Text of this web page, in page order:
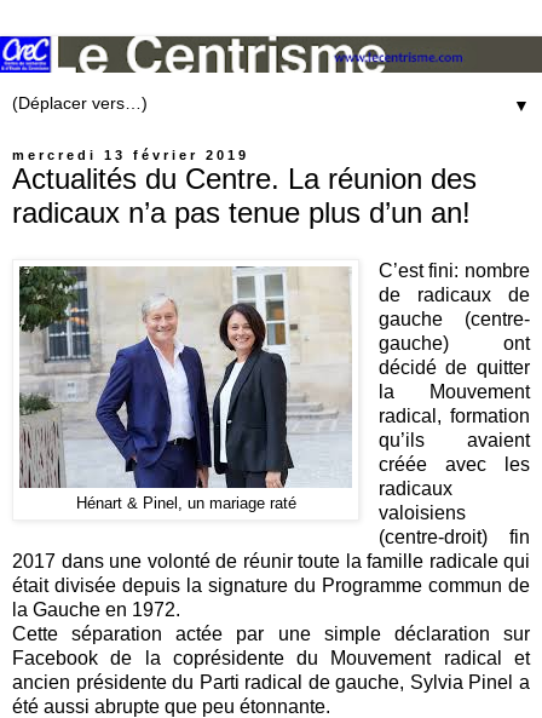
▼
mercredi 13 février 2019
Actualités du Centre. La réunion des
radicaux n’a pas tenue plus d’un an!
Hénart & Pinel, un mariage raté
C’est fini: nombre
de radicaux de
gauche (centre-
gauche) ont
décidé de quitter
la Mouvement
radical, formation
qu’ils avaient
créée avec les
radicaux
valoisiens
(centre-droit) fin
2017 dans une volonté de réunir toute la famille radicale qui
était divisée depuis la signature du Programme commun de
la Gauche en 1972.
Cette séparation actée par une simple déclaration sur
Facebook de la coprésidente du Mouvement radical et
ancien présidente du Parti radical de gauche, Sylvia Pinel a
été aussi abrupte que peu étonnante.